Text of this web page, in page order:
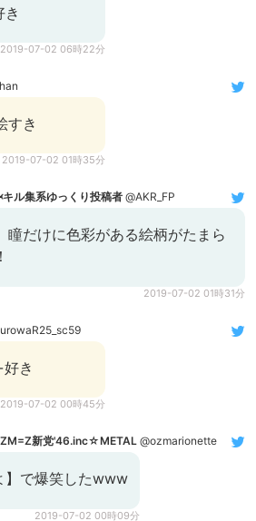
き
2019-07-02 06時22分
すき
2019-07-02 01時35分
ル集系ゆっくり投稿者 @AKR_FP
瞳だけに色彩がある絵柄がたまら
2019-07-02 01時31分
き
2019-07-02 00時45分
新党'46.inc☆METAL @ozmarionette
】で爆笑したwww
2019-07-02 00時09分